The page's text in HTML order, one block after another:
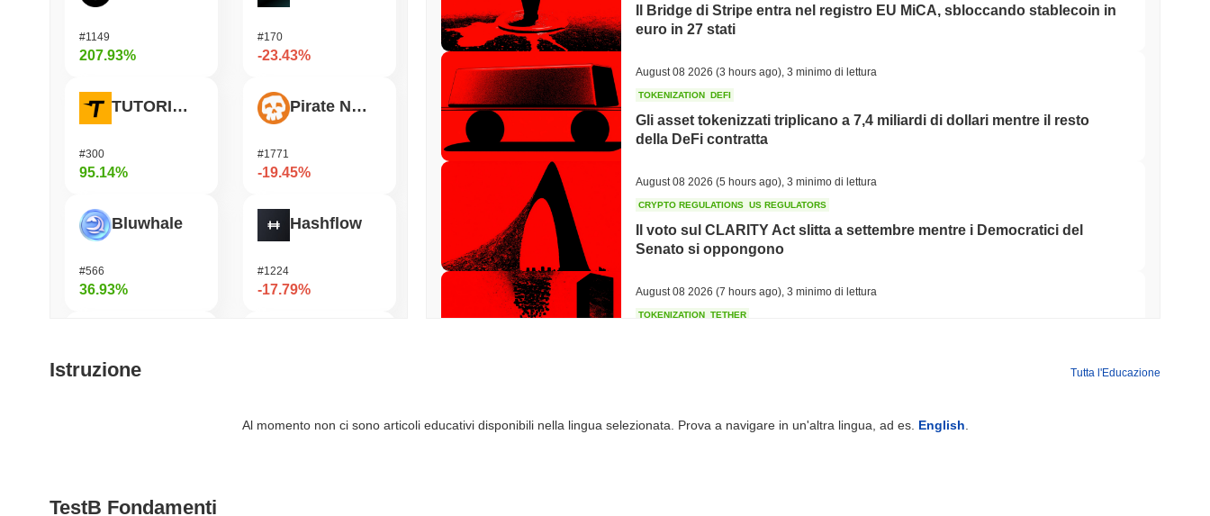
#1149
207.93%
TUTORIAL
#300
95.14%
Bluwhale
#566
36.93%
#287
#170
-23.43%
Pirate Nation Token
#1771
-19.45%
Hashflow
#1224
-17.79%
Il Bridge di Stripe entra nel registro EU MiCA, sbloccando stablecoin in
euro in 27 stati
August 08 2026 (3 hours ago) 3 minimo di lettura
TOKENIZATION DEFI
Gli asset tokenizzati triplicano a 7,4 miliardi di dollari mentre il resto
della DeFi contratta
August 08 2026 (5 hours ago) 3 minimo di lettura
CRYPTO REGULATIONS US REGULATORS
Il voto sul CLARITY Act slitta a settembre mentre i Democratici del
Senato si oppongono
August 08 2026 (7 hours ago) 3 minimo di lettura
TOKENIZATION TETHER
COINBASE TRADING
Istruzione Tutta l'Educazione
Al momento non ci sono articoli educativi disponibili nella lingua selezionata. Prova a navigare in un'altra lingua, ad es. English
TestB Fondamenti